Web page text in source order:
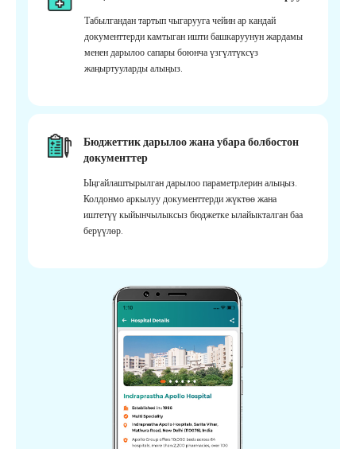
Табылгандан тартып чыгарууга чейин ар кандай
документтерди камтыган ишти башкаруунун жардамы
менен дарылоо сапары боюнча үзгүлтүксүз
жаңыртууларды алыңыз.
Бюджеттик дарылоо жана убара болбостон
документтер
Ыңгайлаштырылган дарылоо параметрлерин алыңыз.
Колдонмо аркылуу документтерди жүктөө жана
иштетүү кыйынчылыксыз бюджетке ылайыкталган баа
берүүлөр.